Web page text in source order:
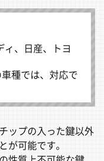
ィ、日産、トヨ
種では、対応で
ップの入った鍵以外
が可能です。